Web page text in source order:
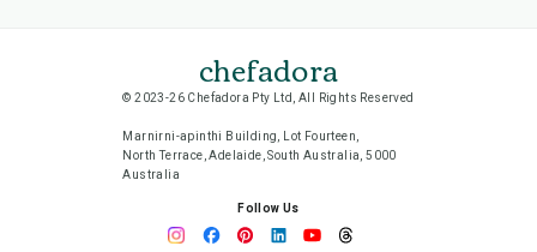
chefadora
© 2023-26 Chefadora Pty Ltd, All Rights Reserved
Marnirni-apinthi Building, Lot Fourteen,
North Terrace, Adelaide, South Australia, 5000
Australia
Follow Us